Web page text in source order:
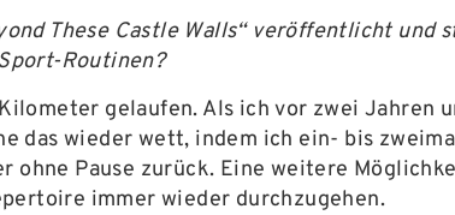
These Castle Walls“ veröffentlicht und
Routinen?
gelaufen. Als ich vor zwei Jahren
das wieder wett, indem ich ein- bis
Pause zurück. Eine weitere
immer wieder durchzugehen.